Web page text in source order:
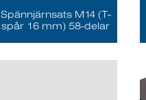
Spännjärnsats M14 (T-
spår 16 mm) 58-delar